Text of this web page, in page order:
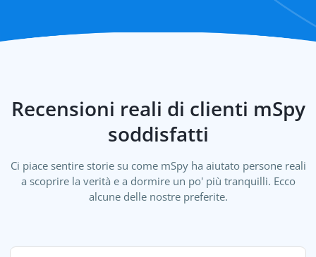
Recensioni reali di clienti mSpy
soddisfatti
Ci piace sentire storie su come mSpy ha aiutato persone reali
a scoprire la verità e a dormire un po' più tranquilli. Ecco
alcune delle nostre preferite.